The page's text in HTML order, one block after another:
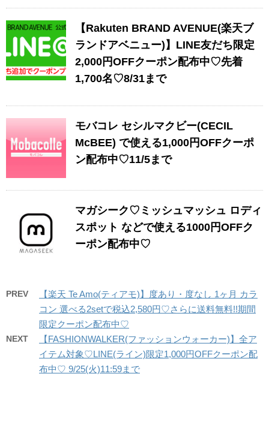
【Rakuten BRAND AVENUE(楽天ブ
ランドアベニュー)】LINE友だち限定
2,000円OFFクーポン配布中♡先着
1,700名♡8/31まで
モバコレ セシルマクビー(CECIL
McBEE) で使える1,000円OFFクーポ
ン配布中♡11/5まで
マガシーク♡ミッシュマッシュ ロディ
スポット などで使える1000円OFFク
ーポン配布中♡
PREV
【楽天 Te Amo(ティアモ)】度あり・度なし 1ヶ月 カラ
コン 選べる2setで税込2,580円♡さらに送料無料!!期間
限定クーポン配布中♡
NEXT
【FASHIONWALKER(ファッションウォーカー)】全ア
イテム対象♡LINE(ライン)限定1,000円OFFクーポン配
布中♡ 9/25(火)11:59まで